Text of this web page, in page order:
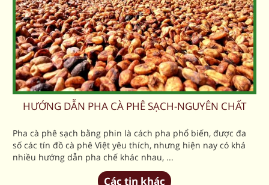
HƯỚNG DẪN PHA CÀ PHÊ SẠCH-NGUYÊN CHẤT
Pha cà phê sạch bằng phin là cách pha phổ biến, được đa
số các tín đồ cà phê Việt yêu thích, nhưng hiện nay có khá
nhiều hướng dẫn pha chế khác nhau, ...
Các tin khác